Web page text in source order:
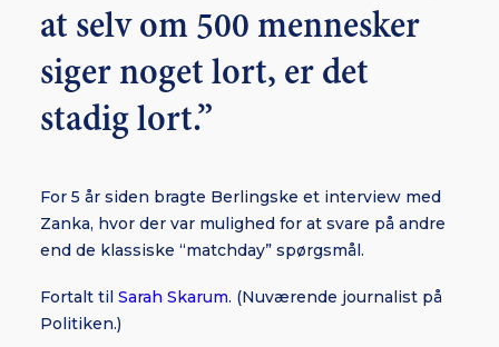
at selv om 500 mennesker
siger noget lort, er det
stadig lort.”
For 5 år siden bragte Berlingske et interview med
Zanka, hvor der var mulighed for at svare på andre
end de klassiske “matchday” spørgsmål.
Fortalt til Sarah Skarum. (Nuværende journalist på
Politiken.)